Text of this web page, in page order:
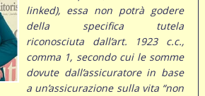
linked), essa non potrà godere
della specifica tutela
riconosciuta dall’art. 1923 c.c.,
comma 1, secondo cui le somme
dovute dall’assicuratore in base
a un’assicurazione sulla vita “non